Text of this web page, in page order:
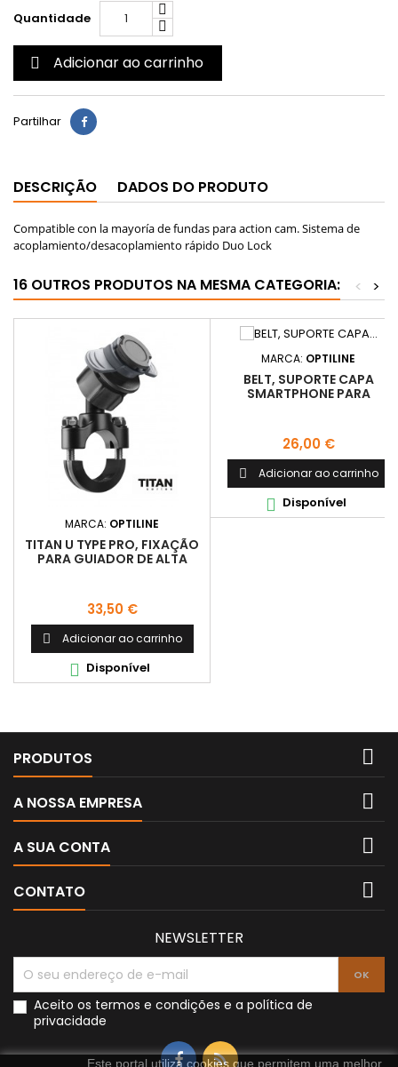
Quantidade
 Adicionar ao carrinho
Partilhar
DESCRIÇÃO DADOS DO PRODUTO
Compatible con la mayoría de fundas para action cam. Sistema de
acoplamiento/desacoplamiento rápido Duo Lock
16 OUTROS PRODUTOS NA MESMA CATEGORIA: >
<
MARCA: OPTILINE
TITAN U TYPE PRO, FIXAÇÃO
PARA GUIADOR DE ALTA
Preço
33,50 €
 Adicionar ao carrinho
 Disponível
MARCA: OPTILINE
BELT, SUPORTE CAPA
SMARTPHONE PARA
Preço
26,00 €
 Adicionar ao carrinho
 Disponível
PRODUTOS 
A NOSSA EMPRESA 
A SUA CONTA 
CONTATO 
Este portal utiliza cookies que permitem uma melhor
NEWSLETTER
Aceito os termos e condições e a política de
privacidade